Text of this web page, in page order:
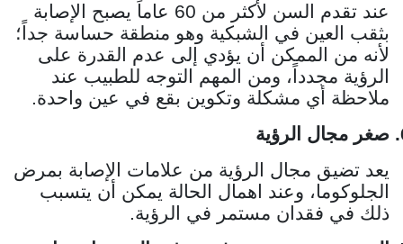
عند تقدم السن لأكثر من 60 عاماً يصبح الإصابة
بثقب العين في الشبكية وهو منطقة حساسة جداً؛
لأنه من الممكن أن يؤدي إلى عدم القدرة على
الرؤية مجدداً، ومن المهم التوجه للطبيب عند
ملاحظة أي مشكلة وتكوين بقع في عين واحدة.
صغر مجال الرؤية
يعد تضيق مجال الرؤية من علامات الإصابة بمرض
الجلوكوما، وعند اهمال الحالة يمكن أن يتسبب
ذلك في فقدان مستمر في الرؤية.